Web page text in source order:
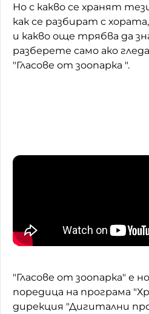
Но с какво се хранят
как се разбират с
и какво още трябва да
разберете само ако
"Гласове от зоопарка ".
"Гласове от зоопарка" е
поредица на програма
дирекция "Дигитални